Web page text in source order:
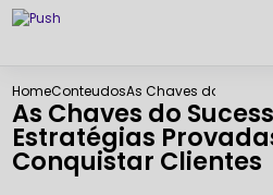
HomeConteudosAs Chaves do
As Chaves do
Estratégias
Conquistar Clientes